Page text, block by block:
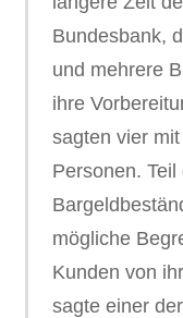
Bundesbank,
und mehrere
ihre
sagten vier
Personen.
mögliche
Kunden von
sagte einer